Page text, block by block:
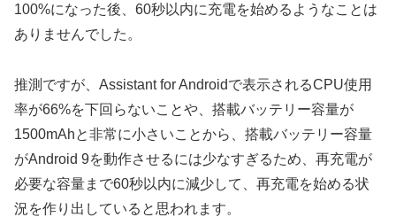
100%になった後、60秒以内に充電を始めるようなことは
ありませんでした。
推測ですが、Assistant for Androidで表示されるCPU使用
率が66%を下回らないことや、搭載バッテリー容量が
1500mAhと非常に小さいことから、搭載バッテリー容量
がAndroid 9を動作させるには少なすぎるため、再充電が
必要な容量まで60秒以内に減少して、再充電を始める状
況を作り出していると思われます。